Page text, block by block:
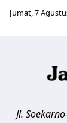
Jumat, 7
Jl.